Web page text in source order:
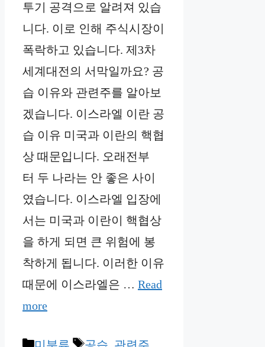
투기 공격으로 알려져 있습
니다. 이로 인해 주식시장이
폭락하고 있습니다. 제3차
세계대전의 서막일까요? 공
습 이유와 관련주를 알아보
겠습니다. 이스라엘 이란 공
습 이유 미국과 이란의 핵협
상 때문입니다. 오래전부
터 두 나라는 안 좋은 사이
였습니다. 이스라엘 입장에
서는 미국과 이란이 핵협상
을 하게 되면 큰 위험에 봉
착하게 됩니다. 이러한 이유
때문에 이스라엘은 … Read
more
CategoriesTags